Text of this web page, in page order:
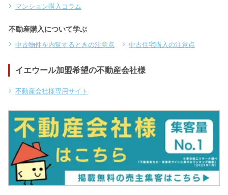
マンション購入コラム
不動産購入について学ぶ
中古物件を内覧するときの注意点 中古住宅購入の注意点
イエウール加盟希望の不動産会社様
不動産会社様専用サイト